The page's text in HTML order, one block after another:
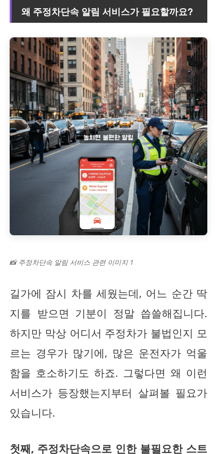
왜 주정차단속 알림 서비스가 필요할까요?
📸 주정차단속 알림 서비스 관련 이미지 1
길가에 잠시 차를 세웠는데, 어느 순간 딱
지를 받으면 기분이 정말 씁쓸해집니다.
하지만 막상 어디서 주정차가 불법인지 모
르는 경우가 많기에, 많은 운전자가 억울
함을 호소하기도 하죠. 그렇다면 왜 이런
서비스가 등장했는지부터 살펴볼 필요가
있습니다.
첫째, 주정차단속으로 인한 불필요한 스트